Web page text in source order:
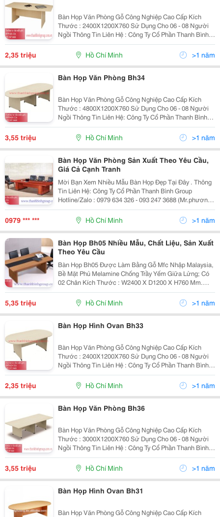
Bàn Họp Văn Phòng Gỗ Công Nghiệp Cao Cấp Kích
Thước : 2400X1200X760 Sử Dụng Cho 06 - 08 Người
Ngồi Thông Tin Liên Hệ : Công Ty Cổ Phần Thanh Bình
Group Website : Www.thanhbinhgroup.com.vn Email :
2,35 triệu Hồ Chí Minh >1 năm
Bàn Họp Văn Phòng Bh34
Bàn Họp Văn Phòng Gỗ Công Nghiệp Cao Cấp Kích
Thước : 4800X1200X760 Sử Dụng Cho 06 - 08 Người
Ngồi Thông Tin Liên Hệ: Công Ty Cổ Phần Thanh Bình
Group Hotline/Zalo : 093 247 3688 - 0979 634 326
Website: Www.thanhbinhgroup.com.vn Email :...
3,55 triệu Hồ Chí Minh >1 năm
Bàn Họp Văn Phòng Sản Xuất Theo Yêu Cầu,
Giá Cả Cạnh Tranh
Mời Bạn Xem Nhiều Mẫu Bàn Họp Đẹp Tại Đây . Thông
Tin Liên Hệ: Công Ty Cổ Phần Thanh Bình Group
Hotline/Zalo : 0979 634 326 - 093 247 3688 (Mr.phương)
Website : Www.thanhbinhgroup.com.vn Email :
Thanhbinhgroup.hcm@Gmail.com
0979 *** *** Hồ Chí Minh >1 năm
Bàn Họp Bh05 Nhiều Mẫu, Chất Liệu, Sản Xuất
Theo Yêu Cầu
Bàn Họp Bh05 Được Làm Bằng Gỗ Mfc Nhập Malaysia,
Bề Mặt Phủ Melamine Chống Trầy Yếm Giữa Lửng; Có
02 Chân Kích Thước : W2400 X D1200 X H760 Mm.
Đặc Biệt: Thanh Bình Group Chuyên Nhận Đặt Sản Xuất
Bàn Với Kích Thước Theo Yêu Cầu. Bàn Phù Hợp
5,35 triệu Hồ Chí Minh >1 năm
Bàn Họp Hình Ovan Bh33
Bàn Họp Văn Phòng Gỗ Công Nghiệp Cao Cấp Kích
Thước : 2400X1200X760 Sử Dụng Cho 06 - 08 Người
Ngồi Thông Tin Liên Hệ : Công Ty Cổ Phần Thanh Bình
Group Hotline/Zalo : 093 247 3688 - 0979 634 326
Website : Www.thanhbinhgroup.com.vn Email...
2,35 triệu Hồ Chí Minh >1 năm
Bàn Họp Văn Phòng Bh36
Bàn Họp Văn Phòng Gỗ Công Nghiệp Cao Cấp Kích
Thước : 3000X1200X760 Sử Dụng Cho 06 - 08 Người
Ngồi Thông Tin Liên Hệ : Công Ty Cổ Phần Thanh Bình
Group Website : Www.thanhbinhgroup.com.vn Email :
3,55 triệu Hồ Chí Minh >1 năm
Bàn Họp Hình Ovan Bh31
Bàn Họp Văn Phòng Gỗ Công Nghiệp Cao Cấp Kích